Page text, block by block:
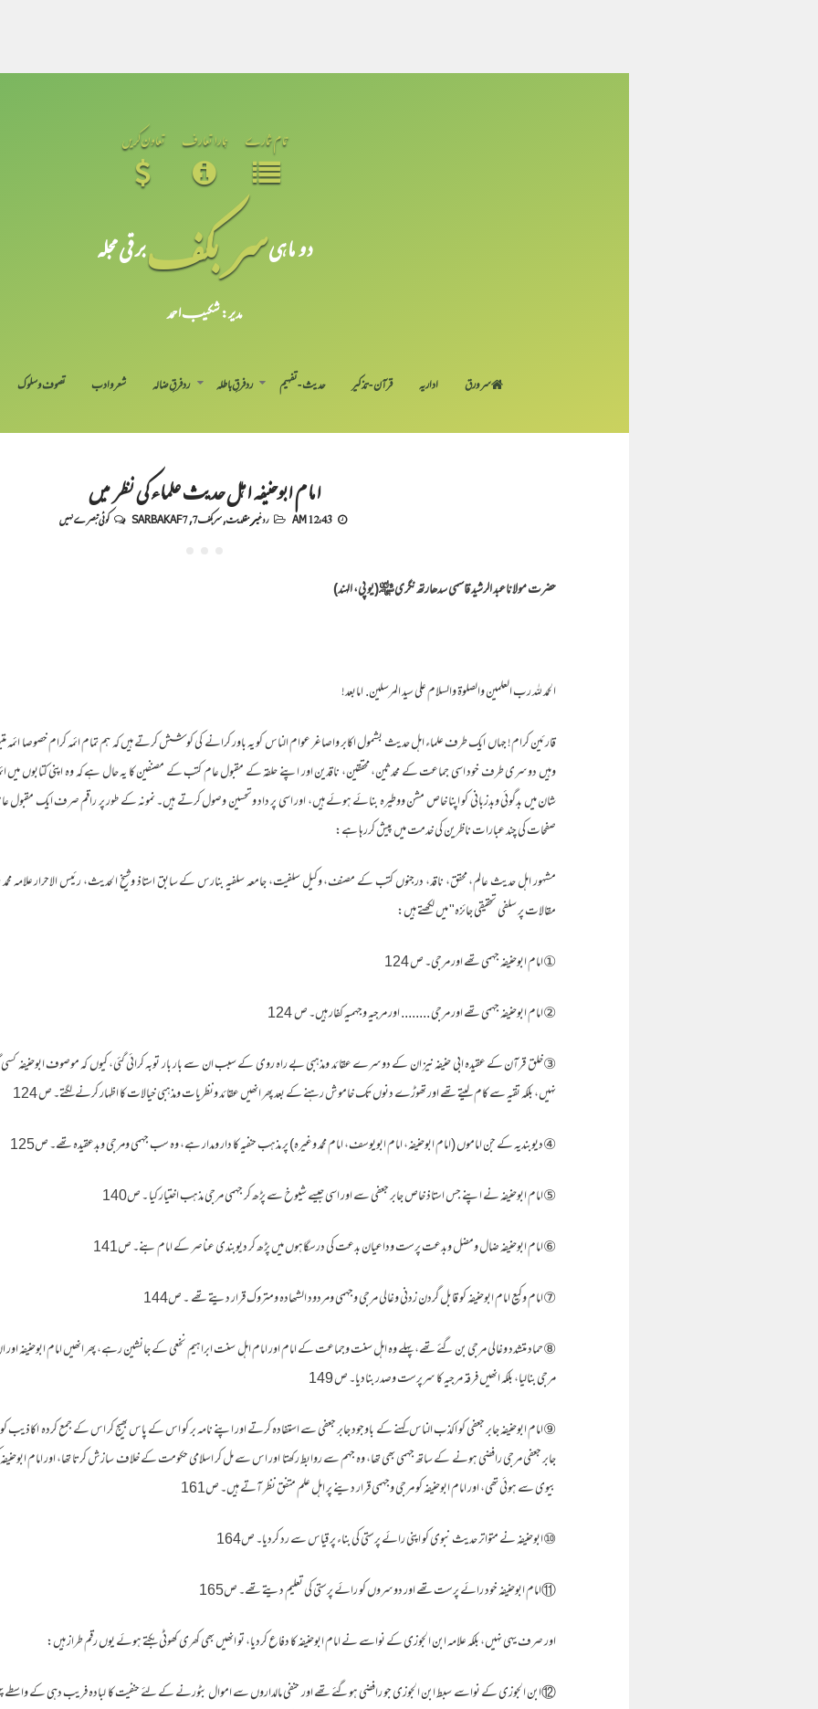
تمام شمارے ہمارا تعارف تعاون کریں
دو ماہیسر بکفبرقی مجلہ
مدیر: شکیبـ احمد
سر ورق اداریہ قرآن-تذکیر حدیث-تفہیم رد فرقِ باطلہ رد فرقِ ضالہ شعر و ادب تصوف و سلوک
امام ابوحنیفہ اہل حدیث علماء کی نظر میں
12:43 AM رد غیر مقلدیت,سربکف7 ,
SARBAKAF 7 کوئی تبصرے نہیں
حضرت مولاناعبد الرشید قاسمی سدھارتھ نگری ﷾(یو پی، الہند)
الحمد للہ رب العلمین والصلوة والسلام علی سید المرسلین. امابعد!
قارئین کرام! جہاں ایک طرف علماء اہل حدیث بشمول اکابر واصاغر عوام الناس کو یہ باور کرانے کی کوشش کرتے ہیں کہ ہم تمام ائمہ کرام خصوصا ائمہ
وہیں دوسری طرف خود اسی جماعت کے محدثین، محققین، ناقدین اور اپنے حلقہ کے مقبول عام کتب کے مصنفین کا یہ حال ہے کہ وہ اپنی کتابوں میں ائمہ
شان میں بدگوئی وبدزبانی کو اپنا خاص مشن ووطیرہ بنائے ہوئے ہیں، اور اسی پر داد وتحسین وصول کرتے ہیں۔ نمونہ کے طور پر راقم صرف ایک
صفحات کی چند عبارات ناظرین کی خدمت میں پیش کررہا ہے:
مشہور اہل حدیث عالم، محقق، ناقد، درجنوں کتب کے مصنف، وکیل سلفیت، جامعہ سلفیہ بنارس کے سابق استاذ وشیخ الحدیث، رئیس الاحرار علامہ محمد
مقالات پر سلفی تحقیقی جائزہ" میں لکھتے ہیں:
①امام ابوحنیفہ جہمی تھے اور مرجی۔ ص 124
②امام ابوحنیفہ جہمی تھے اور مرجی ........ اور مرجیہ وجہمیہ کفار ہیں۔ ص 124
③خلق قرآن کے عقیدہ ابی حنیفہ نیز ان کے دوسرے عقائد ومذہبی بے راہ روی کے سبب ان سے بار بار توبہ کرائی گئی، کیوں کہ موصوف ابوحنیفہ
نہیں، بلکہ تقیہ سے کام لیتے تھے اور تھوڑے دنوں تک خاموش رہنے کے بعد پھر انھیں عقائد ونظریات ومذہبی خیالات کا اظہار کرنے لگتے۔ ص 124
④دیوبندیہ کے جن اماموں (امام ابوحنیفہ، امام ابویوسف، امام محمد وغیرہ) پر مذہب حنفیہ کا دار ومدار ہے، وہ سب جہمی ومرجی وبدعقیدہ تھے۔ ص125
⑤امام ابوحنیفہ نے اپنے جس استاذ خاص جابر جعفی سے اور اسی جیسے شیوخ سے پڑھ کر جہمی مرجی مذہب اختیار کیا ۔ ص140
⑥امام ابوحنیفہ ضال ومضل وبدعت پرست وداعیان بدعت کی درسگاہوں میں پڑھ کر دیوبندی عناصر کے امام بنے۔ ص141
⑦امام وکیع امام ابوحنیفہ کو قابل گردن زدنی وغالی مرجی وجہمی ومردود الشھادہ ومتروک قرار دیتے تھے ۔ ص144
⑧حماد متشدد وغالی مرجی بن گئے تھے، پہلے وہ اہل سنت وجماعت کے امام اور امام اہل سنت ابراہیم نخعی کے جانشین رہے، پھر انھیں امام ابوحنیفہ
مرجی بنالیا، بلکہ انھیں فرقہ مرجیہ کا سرپرست وصدر بنادیا۔ ص 149
⑨امام ابوحنیفہ جابر جعفی کو اکذب الناس کہنے کے باوجود جابر جعفی سے استفادہ کرتے اور اپنے نامہ بر کو اس کے پاس بھیج کر اس کے جمع کردہ اکاذیب
جابر جعفی مرجی رافضی ہونے کے ساتھ جہمی بھی تھا، وہ جہم سے روابط رکھتا اور اس سے مل کر اسلامی حکومت کے خلاف سازش کرتا تھا، اور امام ابوحنیفہ
بیوی سے ہوئی تھی، اور امام ابوحنیفہ کو مرجی وجہمی قرار دینے پر اہل علم متفق نظر آتے ہیں۔ ص161
⑩ابوحنیفہ نے متواتر حدیث نبوی کو اپنی رائے پرستی کی بناء پر قیاس سے رد کردیا۔ ص164
⑪امام ابوحنیفہ خود رائے پرست تھے اور دوسروں کو رائے پرستی کی تعلیم دیتے تھے۔ ص165
اور صرف یہی نہیں، بلکہ علامہ ابن الجوزی کے نواسے نے امام ابوحنیفہ کا دفاع کردیا، تو انھیں بھی کھری کھوٹی بکتے ہوئے یوں رقم طراز ہیں:
⑫ابن الجوزی کے نواسے سبط ابن الجوزی جو رافضی ہوگئے تھے اور حنفی مالداروں سے اموال بٹورنے کے لئے حنفیت کا لبادہ فریب دہی کے واسطے